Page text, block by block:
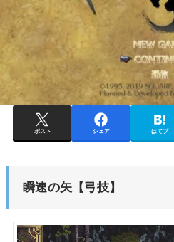
ポスト シェア はてブ
瞬速の矢【弓技】